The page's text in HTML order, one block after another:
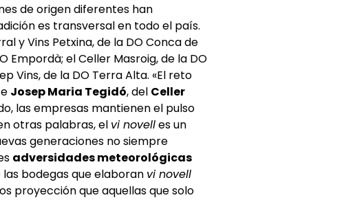
de origen diferentes han
es transversal en todo el país.
y Vins Petxina, de la DO Conca de
Empordà; el Celler Masroig, de la DO
Vins, de la DO Terra Alta. «El reto
Josep Maria Tegidó, del Celler
las empresas mantienen el pulso
otras palabras, el vi novelles un
generaciones no siempre
adversidades meteorológicas
las bodegas que elaboran vi novell
proyección que aquellas que solo